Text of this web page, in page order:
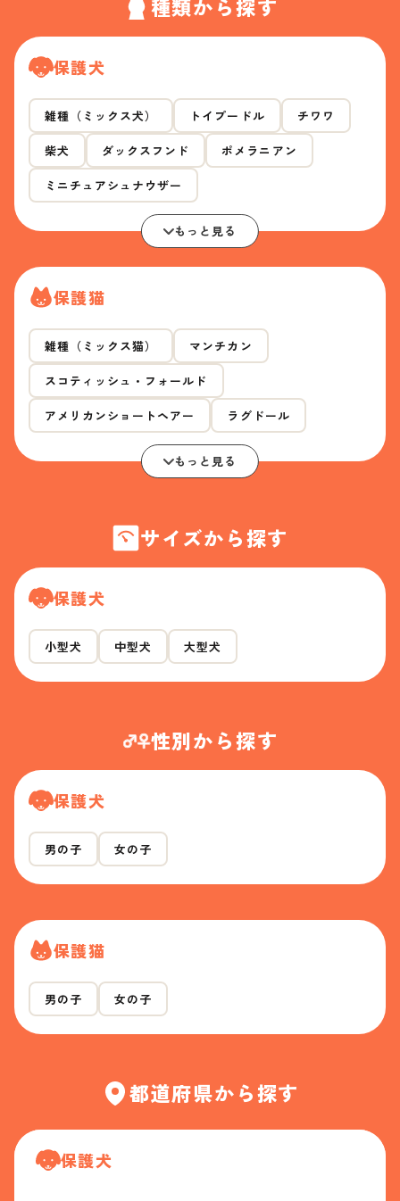
種類から探す
保護犬
雑種（ミックス犬） トイプードル チワワ
柴犬 ダックスフンド ポメラニアン
ミニチュアシュナウザー
もっと見る
保護猫
雑種（ミックス猫） マンチカン
スコティッシュ・フォールド
アメリカンショートヘアー ラグドール
もっと見る
サイズから探す
保護犬
小型犬 中型犬 大型犬
性別から探す
保護犬
男の子 女の子
保護猫
男の子 女の子
都道府県から探す
保護犬